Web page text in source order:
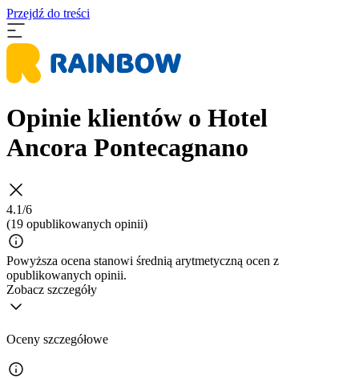
Przejdź do treści
Opinie klientów o Hotel
Ancora Pontecagnano
4.1/6
(19 opublikowanych opinii)
Powyższa ocena stanowi średnią arytmetyczną ocen z
opublikowanych opinii.
Zobacz szczegóły
Oceny szczegółowe